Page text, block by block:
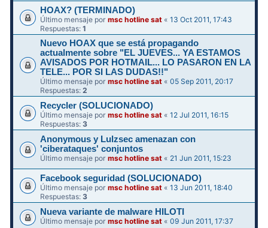
HOAX? (TERMINADO)
Último mensaje pormsc hotline sat «13 Oct 2011, 17:43
Respuestas:1
Nuevo HOAX que se está propagando
actualmente sobre "EL JUEVES... YA ESTAMOS
AVISADOS POR HOTMAIL... LO PASARON EN LA
TELE... POR SI LAS DUDAS!!"
Último mensaje pormsc hotline sat «05 Sep 2011, 20:17
Respuestas:2
Recycler (SOLUCIONADO)
Último mensaje pormsc hotline sat «12 Jul 2011, 16:15
Respuestas:3
Anonymous y Lulzsec amenazan con
'ciberataques' conjuntos
Último mensaje pormsc hotline sat « 21 Jun 2011, 15:23
Facebook seguridad (SOLUCIONADO)
Último mensaje pormsc hotline sat «13 Jun 2011, 18:40
Respuestas:3
Nueva variante de malware HILOTI
Último mensaje pormsc hotline sat «09 Jun 2011, 17:37